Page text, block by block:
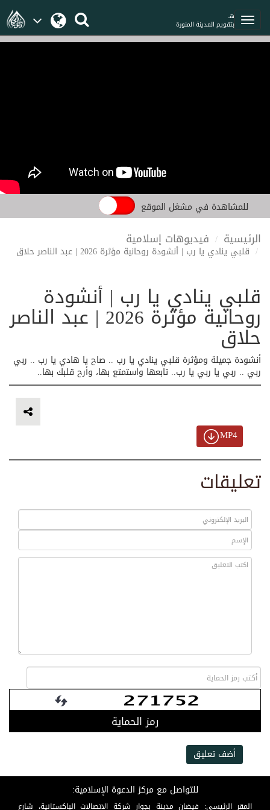
هـ
بتقويم المدينة المنورة
للمشاهدة في مشغل الموقع
الرئيسية فيديوهات إسلامية
قلبي ينادي يا رب | أنشودة روحانية مؤثرة 2026 | عبد الناصر حلاق
قلبي ينادي يا رب | أنشودة
روحانية مؤثرة 2026 | عبد الناصر
حلاق
أنشودة جميلة ومؤثرة قلبي ينادي يا رب .. صاح يا هادي يا رب .. ربي
ربي .. ربي يا ربي يا رب.. تابعها واستمتع بها، وأرح قلبك بها..
MP4
تعليقات
رمز الحماية
أضف تعليق
للتواصل مع مركز الدعوة الإسلامية:
المقر الرئيسي: فيضان مدينة بجوار شركة الاتصالات الباكستانية، شارع